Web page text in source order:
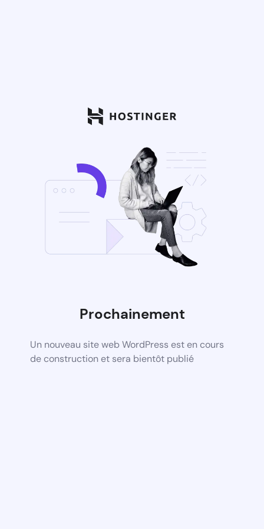
Prochainement
Un nouveau site web WordPress est en cours
de construction et sera bientôt publié